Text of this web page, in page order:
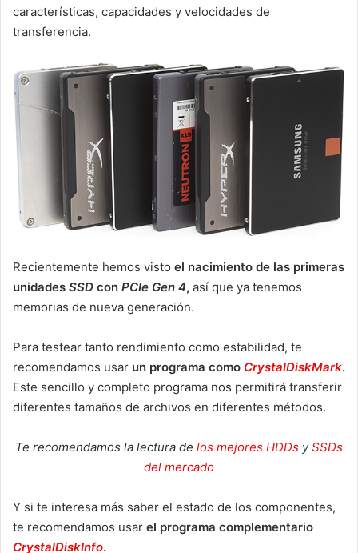
características, capacidades y velocidades de
transferencia.
Recientemente hemos visto el nacimiento de las primeras
unidades SSD con PCIe Gen 4, así que ya tenemos
memorias de nueva generación.
Para testear tanto rendimiento como estabilidad, te
recomendamos usar un programa como CrystalDiskMark.
Este sencillo y completo programa nos permitirá transferir
diferentes tamaños de archivos en diferentes métodos.
Te recomendamos la lectura de los mejores HDDs ySSDs
del mercado
Y si te interesa más saber el estado de los componentes,
te recomendamos usar el programa complementario
CrystalDiskInfo.